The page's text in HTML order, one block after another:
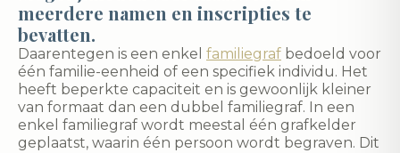
meerdere namen en inscripties te
bevatten.
Daarentegen is een enkel familiegraf bedoeld voor
één familie-eenheid of een specifiek individu. Het
heeft beperkte capaciteit en is gewoonlijk kleiner
van formaat dan een dubbel familiegraf. In een
enkel familiegraf wordt meestal één grafkelder
geplaatst, waarin één persoon wordt begraven. Dit